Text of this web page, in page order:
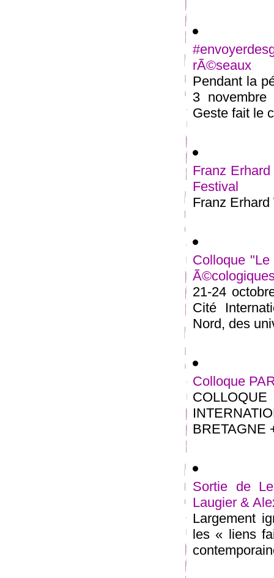
rÃ©seaux
Pendant la
3 novembre
Geste fait le
Franz
Festival
Franz
Colloque
21-24
Cité
Nord, des
Colloque
BRETAGNE
Sortie de
Laugier &
Largement
les « liens